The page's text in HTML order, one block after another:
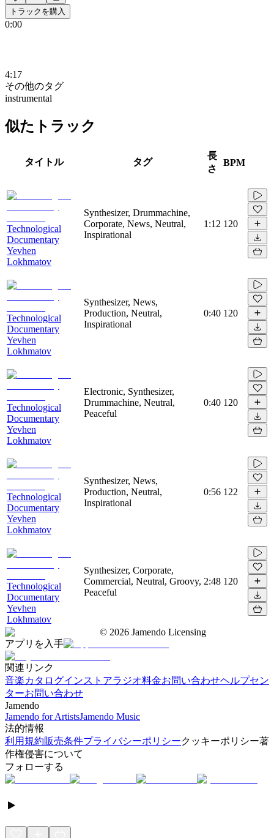
トラックを購入
0:00
4:17
その他のタグ
instrumental
似たトラック
タイトル タグ
長
さ
BPM
Technological
Documentary
Yevhen
Lokhmatov
Synthesizer, Drummachine,
Corporate, News, Neutral,
Inspirational
1:12 120
Technological
Documentary
Yevhen
Lokhmatov
Synthesizer, News,
Production, Neutral,
Inspirational
0:40 120
Technological
Documentary
Yevhen
Lokhmatov
Electronic, Synthesizer,
Drummachine, Neutral,
Peaceful
0:40 120
Technological
Documentary
Yevhen
Lokhmatov
Synthesizer, News,
Production, Neutral,
Inspirational
0:56 122
Technological
Documentary
Yevhen
Lokhmatov
Synthesizer, Corporate,
Commercial, Neutral, Groovy,
Peaceful
2:48 120
© 2026 Jamendo Licensing
アプリを入手
関連リンク
音楽カタログインストアラジオ料金お問い合わせヘルプセン
ターお問い合わせ
Jamendo
Jamendo for ArtistsJamendo Music
法的情報
利用規約販売条件プライバシーポリシークッキーポリシー著
作権侵害について
フォローする